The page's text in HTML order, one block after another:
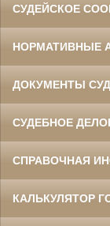
СУДЕЙСКОЕ
НОРМАТИВНЫЕ
ДОКУМЕНТЫ
СУДЕБНОЕ
СПРАВОЧНАЯ
КАЛЬКУЛЯТОР